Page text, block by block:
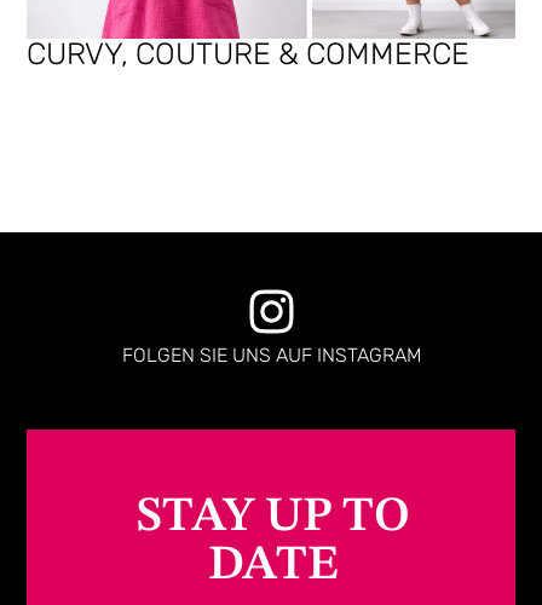
CURVY, COUTURE & COMMERCE
FOLGEN SIE UNS AUF INSTAGRAM
STAY UP TO
DATE